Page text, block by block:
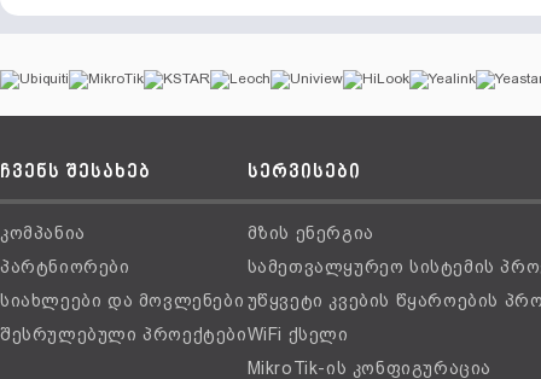
ჩვენს შესახებ
კომპანია
პარტნიორები
სიახლეები და მოვლენები
შესრულებული პროექტები
სერვისები
მზის ენერგია
სამეთვალყურეო სისტემის
უწყვეტი კვების წყაროების
WiFi ქსელი
MikroTik-ის კონფიგურაცია